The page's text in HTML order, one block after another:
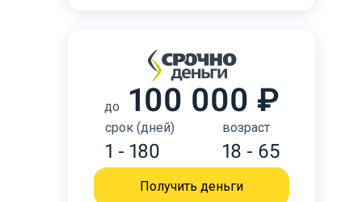
до 100 000 ₽
срок (дней)
1 - 180
возраст
18 - 65
Получить деньги